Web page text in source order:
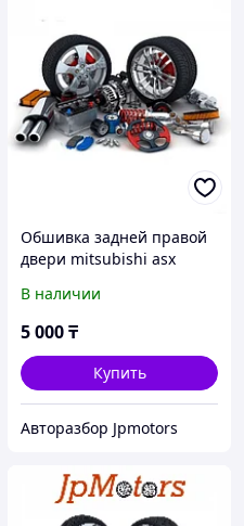
Обшивка задней правой
двери mitsubishi asx
В наличии
5 000₸
Купить
Авторазбор Jpmotors